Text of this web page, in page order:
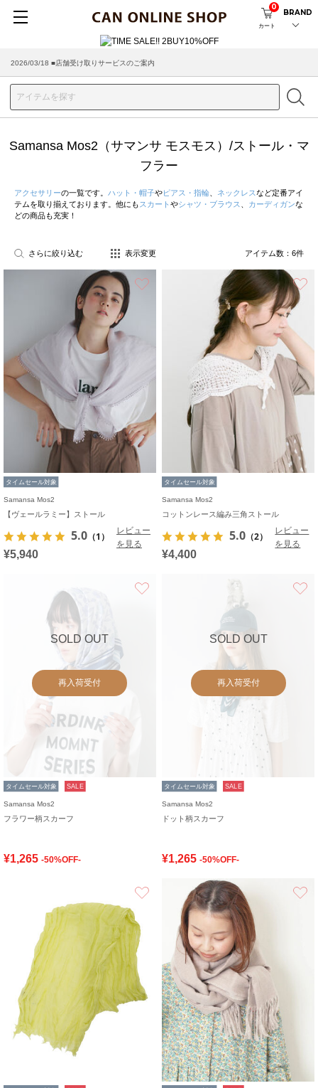
カート
0
BRAND
2026/03/18 ■店舗受け取りサービスのご案内
Samansa Mos2（サマンサ モスモス）/ストール・マ
フラー
アクセサリーの一覧です。 ハット・帽子やピアス・指輪 ネックレスなど定番アイ
テムを取り揃えております。他にも スカート やシャツ・ブラウス カーディガンな
どの商品も充実！
さらに絞り込む 表示変更 アイテム数： 6件
タイムセール対象
Samansa Mos2
【ヴェールラミー】ストール
5.0 （1）
レビュー
を見る
¥5,940
タイムセール対象
Samansa Mos2
コットンレース編み三角ストール
5.0 （2）
レビュー
を見る
¥4,400
SOLD OUT
再入荷受付
タイムセール対象 SALE
Samansa Mos2
フラワー柄スカーフ
¥1,265 -50%OFF-
SOLD OUT
再入荷受付
タイムセール対象 SALE
Samansa Mos2
ドット柄スカーフ
¥1,265 -50%OFF-
お気に入り